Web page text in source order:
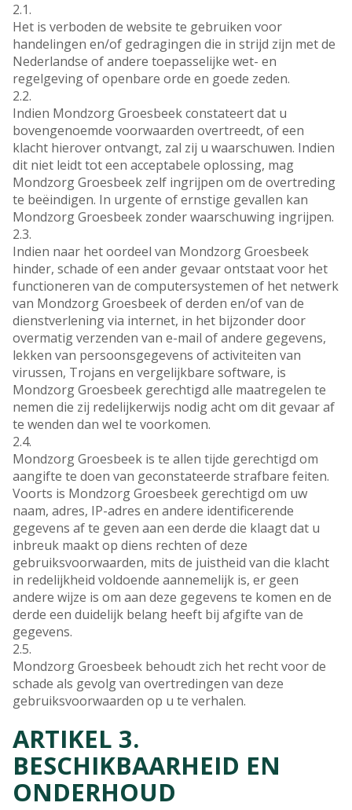
2.1.
Het is verboden de website te gebruiken voor
handelingen en/of gedragingen die in strijd zijn met de
Nederlandse of andere toepasselijke wet- en
regelgeving of openbare orde en goede zeden.
2.2.
Indien Mondzorg Groesbeek constateert dat u
bovengenoemde voorwaarden overtreedt, of een
klacht hierover ontvangt, zal zij u waarschuwen. Indien
dit niet leidt tot een acceptabele oplossing, mag
Mondzorg Groesbeek zelf ingrijpen om de overtreding
te beëindigen. In urgente of ernstige gevallen kan
Mondzorg Groesbeek zonder waarschuwing ingrijpen.
2.3.
Indien naar het oordeel van Mondzorg Groesbeek
hinder, schade of een ander gevaar ontstaat voor het
functioneren van de computersystemen of het netwerk
van Mondzorg Groesbeek of derden en/of van de
dienstverlening via internet, in het bijzonder door
overmatig verzenden van e-mail of andere gegevens,
lekken van persoonsgegevens of activiteiten van
virussen, Trojans en vergelijkbare software, is
Mondzorg Groesbeek gerechtigd alle maatregelen te
nemen die zij redelijkerwijs nodig acht om dit gevaar af
te wenden dan wel te voorkomen.
2.4.
Mondzorg Groesbeek is te allen tijde gerechtigd om
aangifte te doen van geconstateerde strafbare feiten.
Voorts is Mondzorg Groesbeek gerechtigd om uw
naam, adres, IP-adres en andere identificerende
gegevens af te geven aan een derde die klaagt dat u
inbreuk maakt op diens rechten of deze
gebruiksvoorwaarden, mits de juistheid van die klacht
in redelijkheid voldoende aannemelijk is, er geen
andere wijze is om aan deze gegevens te komen en de
derde een duidelijk belang heeft bij afgifte van de
gegevens.
2.5.
Mondzorg Groesbeek behoudt zich het recht voor de
schade als gevolg van overtredingen van deze
gebruiksvoorwaarden op u te verhalen.
ARTIKEL 3.
BESCHIKBAARHEID EN
ONDERHOUD